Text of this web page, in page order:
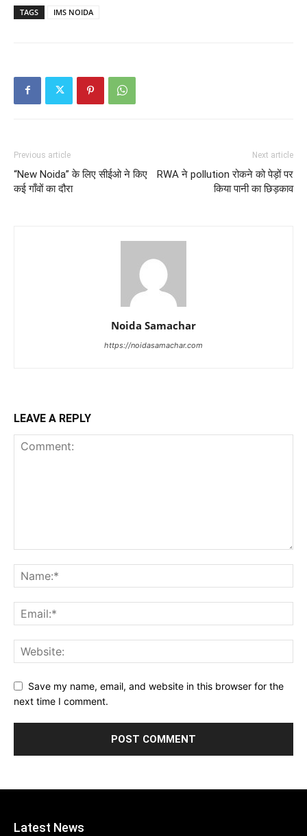
TAGS IMS NOIDA
Previous article
“New Noida” के लिए सीईओ ने किए
कई गाँवों का दौरा
Next article
RWA ने pollution रोकने को पेड़ों पर
किया पानी का छिड़काव
Noida Samachar
https://noidasamachar.com
LEAVE A REPLY
Save my name, email, and website in this browser for the
next time I comment.
Latest News